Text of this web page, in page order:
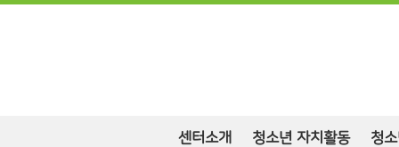
센터소개 청소년 자치활동 청